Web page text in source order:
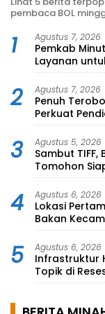
pembaca BOL
1 Agustus 7, 2026
Pemkab
Layanan
2 Agustus 7, 2026
Penuh
Perkuat
Kesehatan
3 Agustus 5, 2026
Sambut
Tomohon
4 Agustus 6, 2026
Lokasi
Bakan
Mongondow
Bareskrim
5 Agustus 6, 2026
Infrastruktur
Topik di